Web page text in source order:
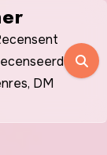
DM